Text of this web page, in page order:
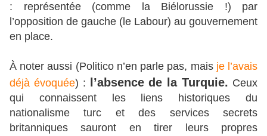
: représentée (comme la Biélorussie !) par
l’opposition de gauche (le Labour) au gouvernement
en place.
À noter aussi (Politico n’en parle pas, mais je l’avais
déjà évoquée) : l’absence de la Turquie. Ceux
qui connaissent les liens historiques du
nationalisme turc et des services secrets
britanniques sauront en tirer leurs propres